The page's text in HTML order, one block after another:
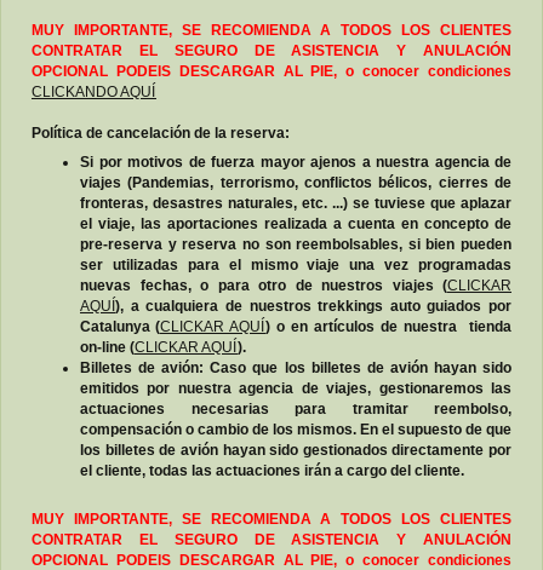
MUY IMPORTANTE, SE RECOMIENDA A TODOS LOS CLIENTES
CONTRATAR EL SEGURO DE ASISTENCIA Y ANULACIÓN
OPCIONAL PODEIS DESCARGAR AL PIE, o conocer condiciones
CLICKANDO AQUÍ
Política de cancelación de la reserva:
Si por motivos de fuerza mayor ajenos a nuestra agencia de
viajes (Pandemias, terrorismo, conflictos bélicos, cierres de
fronteras, desastres naturales, etc. ...) se tuviese que aplazar
el viaje, las aportaciones realizada a cuenta en concepto de
pre-reserva y reserva no son reembolsables, si bien pueden
ser utilizadas para el mismo viaje una vez programadas
nuevas fechas, o para otro de nuestros viajes (CLICKAR
AQUÍ), a cualquiera de nuestros trekkings auto guiados por
Catalunya (CLICKAR AQUÍ) o en artículos de nuestra tienda
on-line (CLICKAR AQUÍ).
Billetes de avión: Caso que los billetes de avión hayan sido
emitidos por nuestra agencia de viajes, gestionaremos las
actuaciones necesarias para tramitar reembolso,
compensación o cambio de los mismos. En el supuesto de que
los billetes de avión hayan sido gestionados directamente por
el cliente, todas las actuaciones irán a cargo del cliente.
MUY IMPORTANTE, SE RECOMIENDA A TODOS LOS CLIENTES
CONTRATAR EL SEGURO DE ASISTENCIA Y ANULACIÓN
OPCIONAL PODEIS DESCARGAR AL PIE, o conocer condiciones